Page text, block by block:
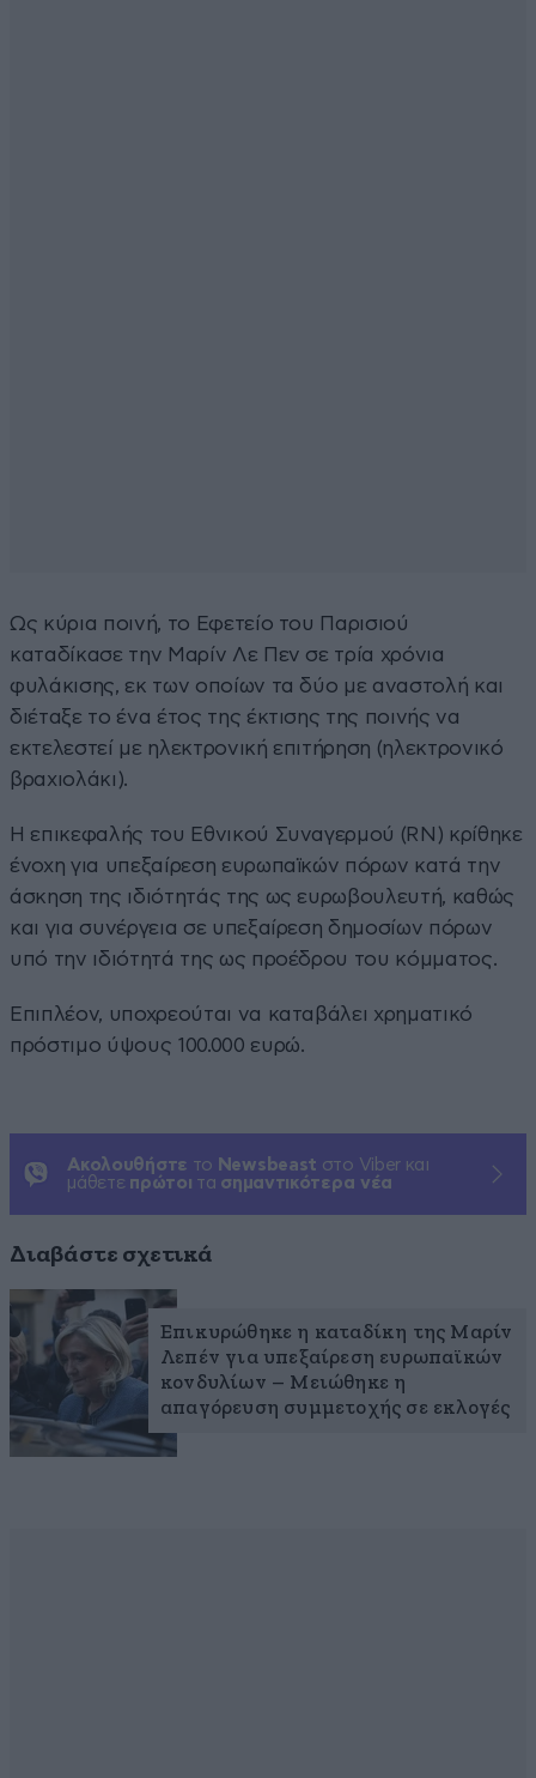
Ως κύρια ποινή, το Εφετείο του Παρισιού
καταδίκασε την Μαρίν Λε Πεν σε τρία χρόνια
φυλάκισης, εκ των οποίων τα δύο με αναστολή και
διέταξε το ένα έτος της έκτισης της ποινής να
εκτελεστεί με ηλεκτρονική επιτήρηση (ηλεκτρονικό
βραχιολάκι).
Η επικεφαλής του Εθνικού Συναγερμού (RN) κρίθηκε
ένοχη για υπεξαίρεση ευρωπαϊκών πόρων κατά την
άσκηση της ιδιότητάς της ως ευρωβουλευτή, καθώς
και για συνέργεια σε υπεξαίρεση δημοσίων πόρων
υπό την ιδιότητά της ως προέδρου του κόμματος.
Επιπλέον, υποχρεούται να καταβάλει χρηματικό
πρόστιμο ύψους 100.000 ευρώ.
Ακολουθήστε το Newsbeast στο Viber και
μάθετε πρώτοι τα σημαντικότερα νέα
Διαβάστε σχετικά
Επικυρώθηκε η καταδίκη της Μαρίν
Λεπέν για υπεξαίρεση ευρωπαϊκών
κονδυλίων – Μειώθηκε η
απαγόρευση συμμετοχής σε εκλογές